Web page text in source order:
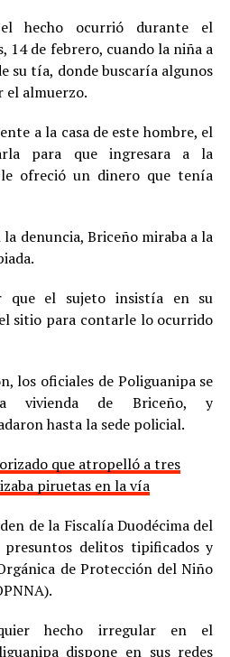
hecho ocurrió durante el
14 de febrero, cuando la niña a
su tía, donde buscaría algunos
el almuerzo.
a la casa de este hombre, el
para que ingresara a la
ofreció un dinero que tenía
denuncia, Briceño miraba a la
que el sujeto insistía en su
sitio para contarle lo ocurrido
los oficiales de Poliguanipa se
vivienda de Briceño, y
hasta la sede policial.
que atropelló a tres
piruetas en la vía
de la Fiscalía Duodécima del
delitos tipificados y
de Protección del Niño
hecho irregular en el
dispone en sus redes